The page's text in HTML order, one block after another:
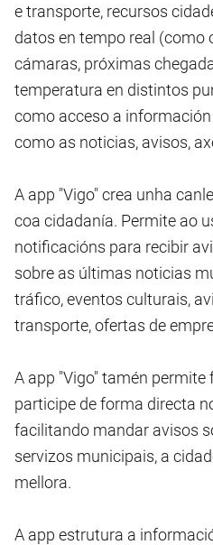
e transporte, recursos
datos en tempo real (como
cámaras, próximas
temperatura en distintos
como acceso a
como as noticias, avisos,
A app "Vigo" crea unha
coa cidadanía. Permite ao
notificacións para recibir
sobre as últimas noticias
tráfico, eventos culturais,
transporte, ofertas de
A app "Vigo" tamén
participe de forma directa
facilitando mandar avisos
servizos municipais, a
mellora.
A app estrutura a